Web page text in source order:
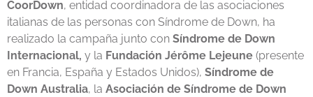
CoorDown, entidad coordinadora de las asociaciones
italianas de las personas con Síndrome de Down, ha
realizado la campaña junto con Síndrome de Down
Internacional, y la Fundación Jérôme Lejeune (presente
en Francia, España y Estados Unidos), Síndrome de
Down Australia, la Asociación de Síndrome de Down